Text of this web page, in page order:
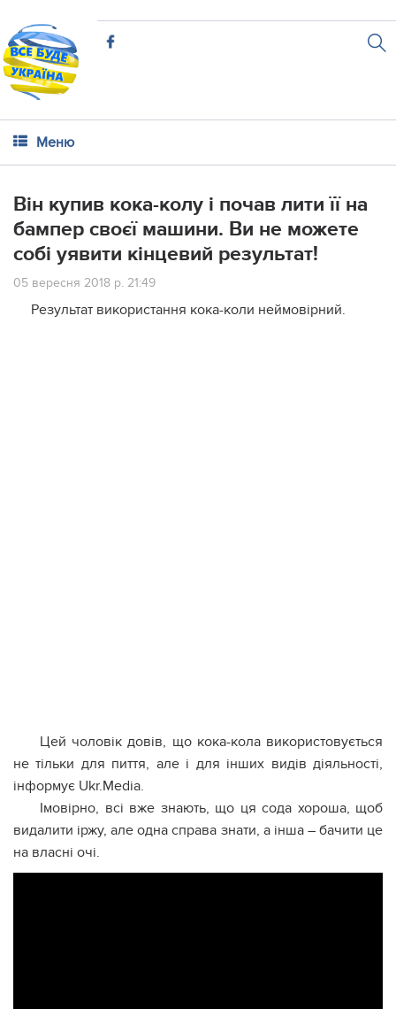
Меню
Він купив кока-колу і почав лити її на
бампер своєї машини. Ви не можете
собі уявити кінцевий результат!
05 вересня 2018 р. 21:49
Результат використання кока-коли неймовірний.
Цей чоловік довів, що кока-кола використовується
не тільки для пиття, але і для інших видів діяльності,
інформує Ukr.Media.
Імовірно, всі вже знають, що ця сода хороша, щоб
видалити іржу, але одна справа знати, а інша – бачити це
на власні очі.